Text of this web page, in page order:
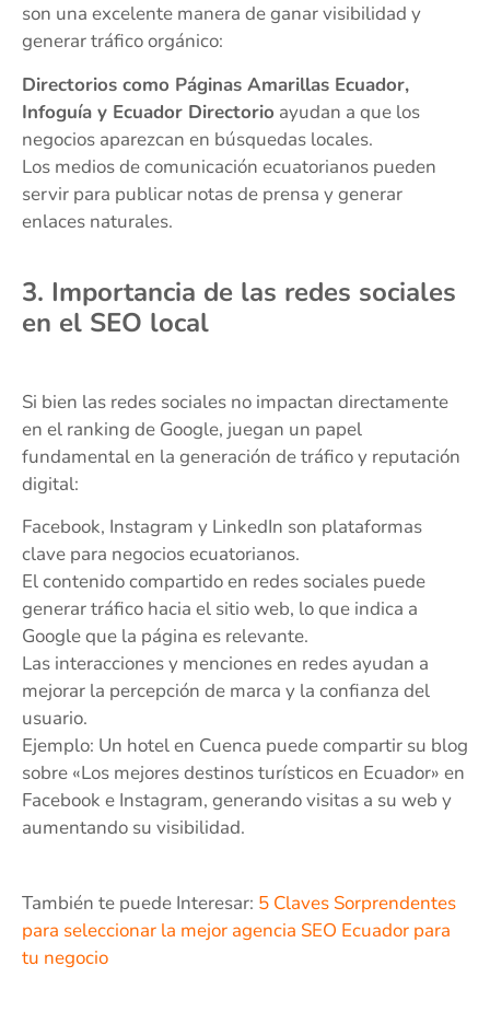
son una excelente manera de ganar visibilidad y
generar tráfico orgánico:
Directorios como Páginas Amarillas Ecuador,
Infoguía y Ecuador Directorio ayudan a que los
negocios aparezcan en búsquedas locales.
Los medios de comunicación ecuatorianos pueden
servir para publicar notas de prensa y generar
enlaces naturales.
3. Importancia de las redes sociales
en el SEO local
Si bien las redes sociales no impactan directamente
en el ranking de Google, juegan un papel
fundamental en la generación de tráfico y reputación
digital:
Facebook, Instagram y LinkedIn son plataformas
clave para negocios ecuatorianos.
El contenido compartido en redes sociales puede
generar tráfico hacia el sitio web, lo que indica a
Google que la página es relevante.
Las interacciones y menciones en redes ayudan a
mejorar la percepción de marca y la confianza del
usuario.
Ejemplo: Un hotel en Cuenca puede compartir su blog
sobre «Los mejores destinos turísticos en Ecuador» en
Facebook e Instagram, generando visitas a su web y
aumentando su visibilidad.
También te puede Interesar: 5 Claves Sorprendentes
para seleccionar la mejor agencia SEO Ecuador para
tu negocio